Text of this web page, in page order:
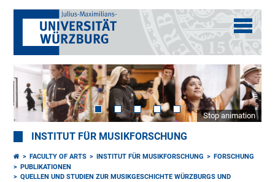
Stop animation
INSTITUT FÜR MUSIKFORSCHUNG
FACULTY OF ARTS INSTITUT FÜR MUSIKFORSCHUNG
FORSCHUNG
PUBLIKATIONEN
QUELLEN UND STUDIEN ZUR MUSIKGESCHICHTE WÜRZBURGS UND